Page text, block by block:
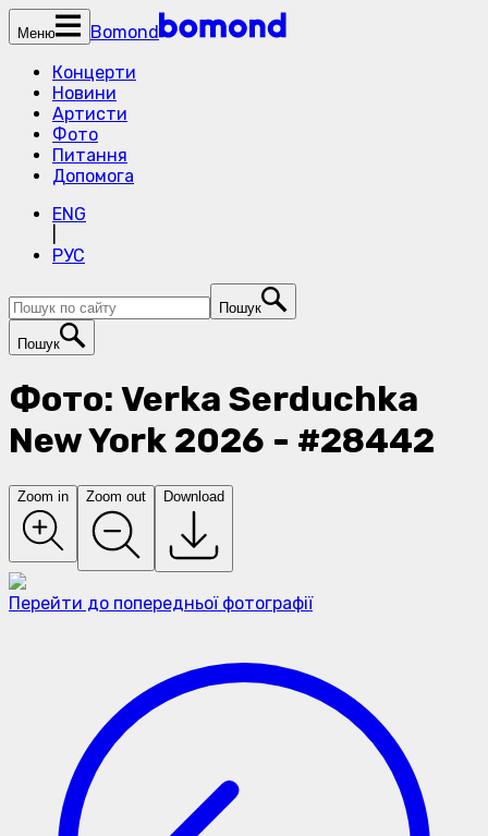
Меню
Bomond
Концерти
Новини
Артисти
Фото
Питання
Допомога
ENG
РУС
Пошук
Пошук
Фото: Verka Serduchka
New York 2026 - #28442
Zoom in Zoom out Download
Перейти до попередньої фотографії